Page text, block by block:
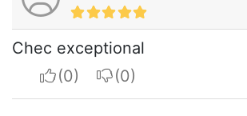
Chec exceptional
I apreciateI do not appreciate